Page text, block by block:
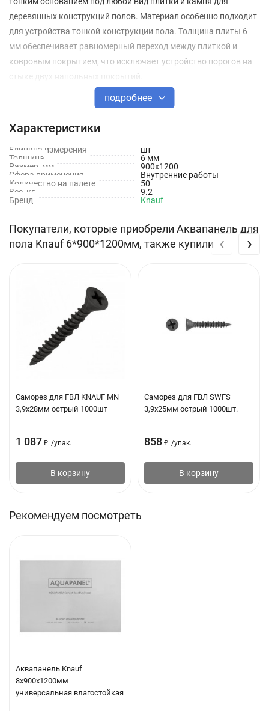
деревянных конструкций полов. Материал особенно подходит
для устройства тонкой конструкции пола. Толщина плиты 6
мм обеспечивает равномерный переход между плиткой и
ковровым покрытием, что исключает устройство порогов на
стыке двух напольных покрытий.
Решение для тонких конструкций полов — толщина плиты
Подходит для всех видов плитки, включая керамику,
мозаику и натуральный камень
Чрезвычайно легкий материал, простой в обращении
Быстрый и простой монтаж — нужно только надломить и
надрезать, предварительное сверление не требуется
Состав плиты: портландцемент
Технология EasyEdge ® — специальные противоударные
края с обеих сторон плиты
Группа горючести НГ
подробнее
Характеристики
Единица измерения
шт
Толщина
6 мм
Размер, мм
900х1200
Сфера применения
Внутренние работы
Количество на палете
50
Вес, кг
9.2
Бренд
Knauf
Покупатели, которые приобрели Аквапанель для
пола Knauf 6*900*1200мм, также купили
Саморез для ГВЛ KNAUF MN
3,9х28мм острый 1000шт
1 087 ₽ /упак.
В корзину
Саморез для ГВЛ SWFS
3,9х25мм острый 1000шт.
858 ₽ /упак.
В корзину
‹ ›
Рекомендуем посмотреть
Аквапанель Knauf
8х900х1200мм
универсальная влагостойкая